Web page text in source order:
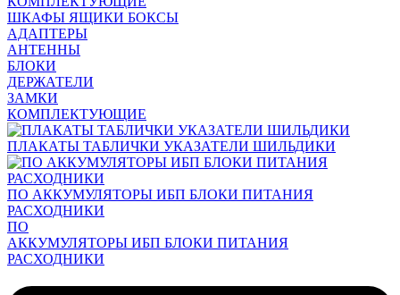
ШКАФЫ ЯЩИКИ БОКСЫ
АДАПТЕРЫ
АНТЕННЫ
БЛОКИ
ДЕРЖАТЕЛИ
ЗАМКИ
КОМПЛЕКТУЮЩИЕ
ПЛАКАТЫ ТАБЛИЧКИ УКАЗАТЕЛИ ШИЛЬДИКИ
ПО АККУМУЛЯТОРЫ ИБП БЛОКИ ПИТАНИЯ
РАСХОДНИКИ
ПО
АККУМУЛЯТОРЫ ИБП БЛОКИ ПИТАНИЯ
РАСХОДНИКИ